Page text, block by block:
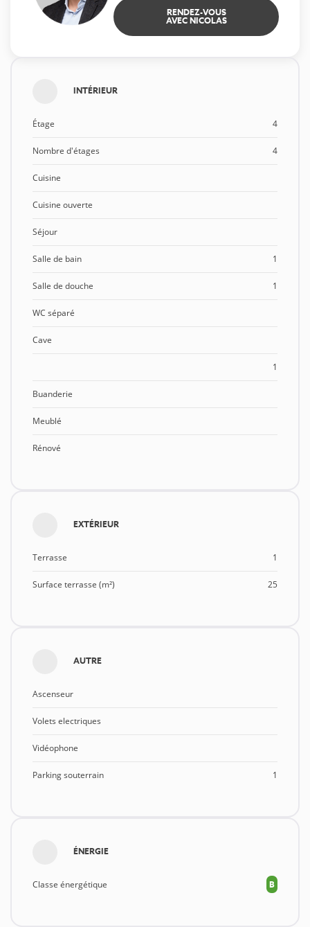
RENDEZ-VOUS
AVEC NICOLAS
INTÉRIEUR
Étage 4
Nombre d'étages 4
Cuisine
Cuisine ouverte
Séjour
Salle de bain 1
Salle de douche 1
WC séparé
Cave
1
Buanderie
Meublé
Rénové
EXTÉRIEUR
Terrasse 1
Surface terrasse (m²) 25
AUTRE
Ascenseur
Volets electriques
Vidéophone
Parking souterrain 1
ÉNERGIE
Classe énergétique B